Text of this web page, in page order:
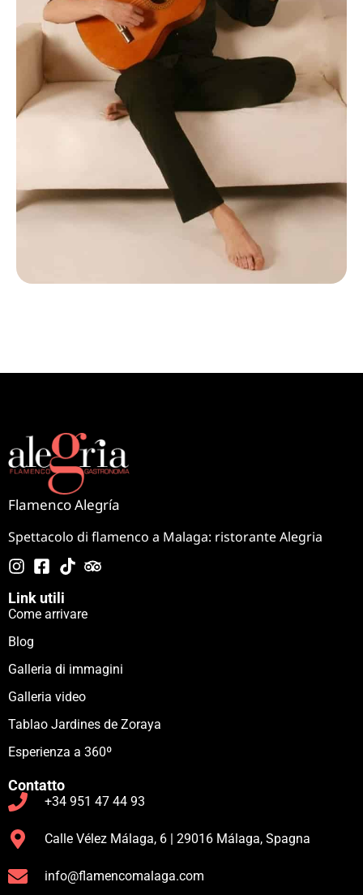
Flamenco Alegría
Spettacolo di flamenco a Malaga: ristorante Alegria
Link utili
Come arrivare
Blog
Galleria di immagini
Galleria video
Tablao Jardines de Zoraya
Esperienza a 360º
Contatto
+34 951 47 44 93
Calle Vélez Málaga, 6 | 29016 Málaga, Spagna
info@flamencomalaga.com